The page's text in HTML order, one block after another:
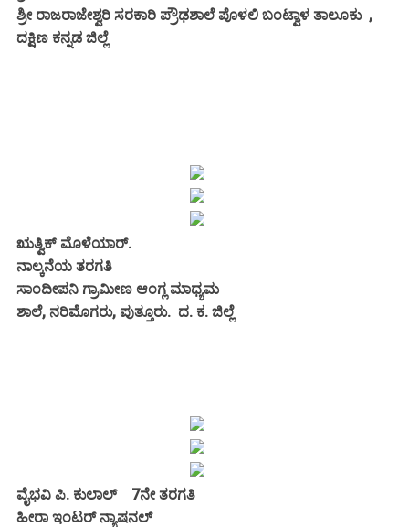
ಶ್ರೀ ರಾಜರಾಜೇಶ್ವರಿ ಸರಕಾರಿ ಪ್ರೌಢಶಾಲೆ ಪೊಳಲಿ ಬಂಟ್ವಾಳ ತಾಲೂಕು ,
ದಕ್ಷಿಣ ಕನ್ನಡ ಜಿಲ್ಲೆ
ಋತ್ವಿಕ್ ಮೊಳೆಯಾರ್.
ನಾಲ್ಕನೆಯ ತರಗತಿ
ಸಾಂದೀಪನಿ ಗ್ರಾಮೀಣ ಆಂಗ್ಲ ಮಾಧ್ಯಮ
ಶಾಲೆ, ನರಿಮೊಗರು, ಪುತ್ತೂರು. ದ. ಕ. ಜಿಲ್ಲೆ
ವೈಭವಿ ಪಿ. ಕುಲಾಲ್ 7ನೇ ತರಗತಿ
ಹೀರಾ ಇಂಟರ್ ನ್ಯಾಷನಲ್